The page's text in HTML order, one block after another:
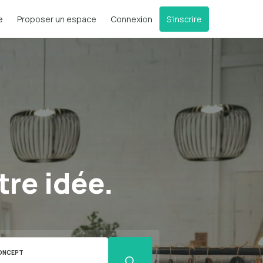
Proposer un espace Connexion S'inscrire
idée.